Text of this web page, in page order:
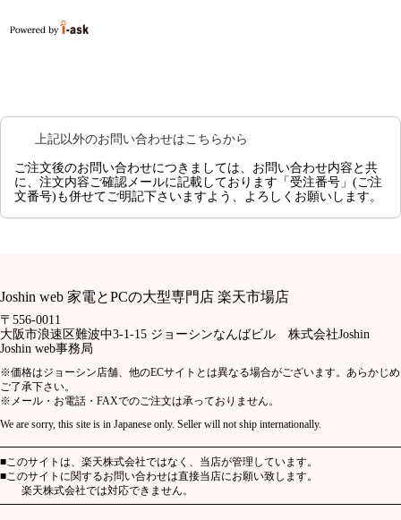
上記以外のお問い合わせはこちらから
ご注文後のお問い合わせにつきましては、お問い合わせ内容と共
に、注文内容ご確認メールに記載しております 「受注番号」(ご注
文番号) も併せてご明記下さいますよう、よろしくお願いします。
Joshin web 家電とPCの大型専門店 楽天市場店
〒556-0011
大阪市浪速区難波中3-1-15 ジョーシンなんばビル 株式会社Joshin
Joshin web事務局
※価格はジョーシン店舗、他のECサイトとは異なる場合がございます。あらかじめ
ご了承下さい。
※メール・お電話・FAXでのご注文は承っておりません。
We are sorry, this site is in Japanese only. Seller will not ship internationally.
■このサイトは、楽天株式会社ではなく、当店が管理しています。
■このサイトに関するお問い合わせは直接当店にお願い致します。
楽天株式会社では対応できません。